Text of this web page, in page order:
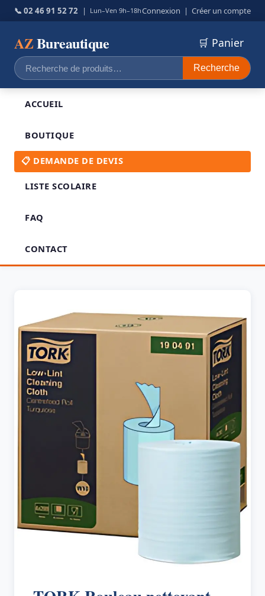
📞 02 46 91 52 72 | Lun–Ven 9h–18hConnexion | Créer un compte
AZBureautique
Recherche
pour :
Recherche
🛒 Panier
ACCUEIL
BOUTIQUE
📋 DEMANDE DE DEVIS
LISTE SCOLAIRE
FAQ
CONTACT